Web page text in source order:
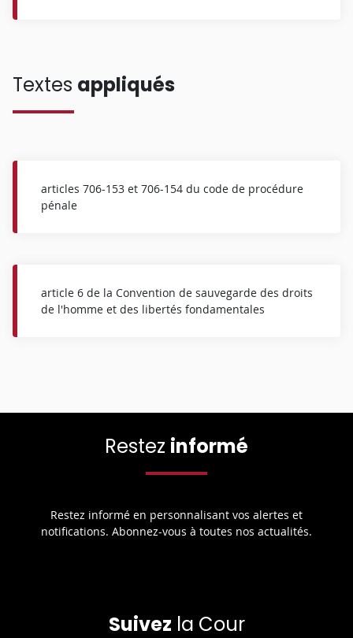
Textes appliqués
articles 706-153 et 706-154 du code de procédure
pénale
article 6 de la Convention de sauvegarde des droits
de l'homme et des libertés fondamentales
Restez informé
Restez informé en personnalisant vos alertes et
notifications. Abonnez-vous à toutes nos actualités.
Suivez la Cour